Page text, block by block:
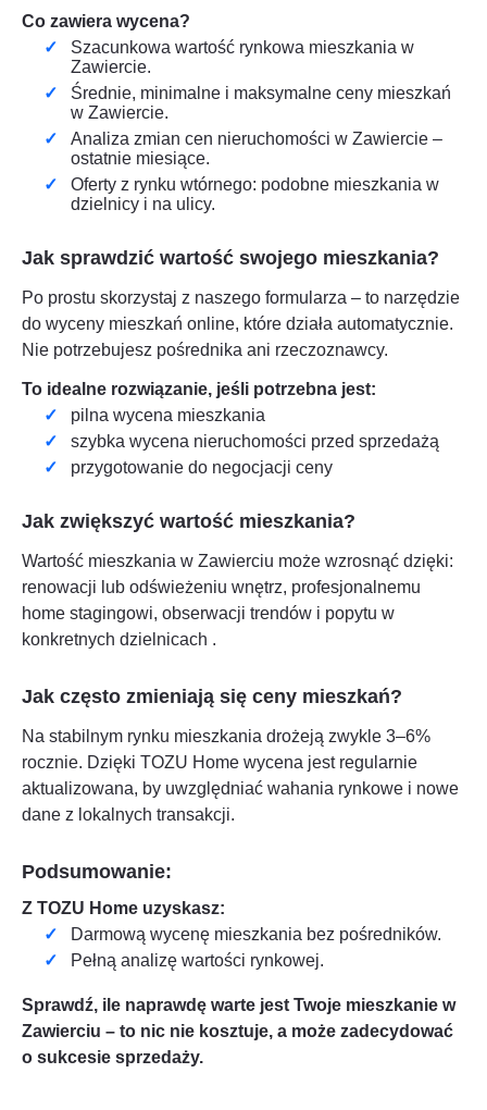
Co zawiera wycena?
Szacunkowa wartość rynkowa mieszkania w
Zawiercie.
Średnie, minimalne i maksymalne ceny mieszkań
w Zawiercie.
Analiza zmian cen nieruchomości w Zawiercie –
ostatnie miesiące.
Oferty z rynku wtórnego: podobne mieszkania w
dzielnicy i na ulicy.
Jak sprawdzić wartość swojego mieszkania?
Po prostu skorzystaj z naszego formularza – to narzędzie
do wyceny mieszkań online, które działa automatycznie.
Nie potrzebujesz pośrednika ani rzeczoznawcy.
To idealne rozwiązanie, jeśli potrzebna jest:
pilna wycena mieszkania
szybka wycena nieruchomości przed sprzedażą
przygotowanie do negocjacji ceny
Jak zwiększyć wartość mieszkania?
Wartość mieszkania w Zawierciu może wzrosnąć dzięki:
renowacji lub odświeżeniu wnętrz, profesjonalnemu
home stagingowi, obserwacji trendów i popytu w
konkretnych dzielnicach .
Jak często zmieniają się ceny mieszkań?
Na stabilnym rynku mieszkania drożeją zwykle 3–6%
rocznie. Dzięki TOZU Home wycena jest regularnie
aktualizowana, by uwzględniać wahania rynkowe i nowe
dane z lokalnych transakcji.
Podsumowanie:
Z TOZU Home uzyskasz:
Darmową wycenę mieszkania bez pośredników.
Pełną analizę wartości rynkowej.
Sprawdź, ile naprawdę warte jest Twoje mieszkanie w
Zawierciu – to nic nie kosztuje, a może zadecydować
o sukcesie sprzedaży.